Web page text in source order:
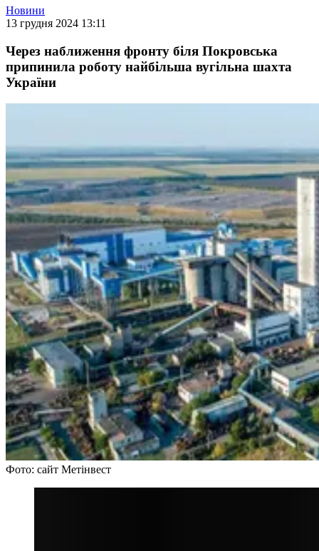
Новини
13 грудня 2024 13:11
Через наближення фронту біля Покровська
припинила роботу найбільша вугільна шахта
України
Фото: сайт Метінвест